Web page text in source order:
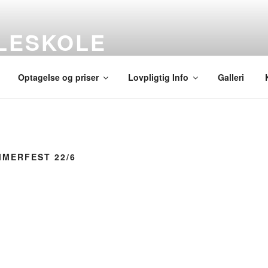
Optagelse og priser Lovpligtig Info Galleri
22/6